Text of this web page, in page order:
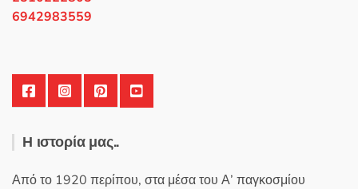
6942983559
Η ιστορία μας..
Από το 1920 περίπου, στα μέσα του Α’ παγκοσμίου